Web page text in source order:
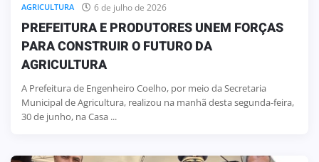
AGRICULTURA 6 de julho de 2026
PREFEITURA E PRODUTORES UNEM FORÇAS
PARA CONSTRUIR O FUTURO DA
AGRICULTURA
A Prefeitura de Engenheiro Coelho, por meio da Secretaria
Municipal de Agricultura, realizou na manhã desta segunda-feira,
30 de junho, na Casa ...